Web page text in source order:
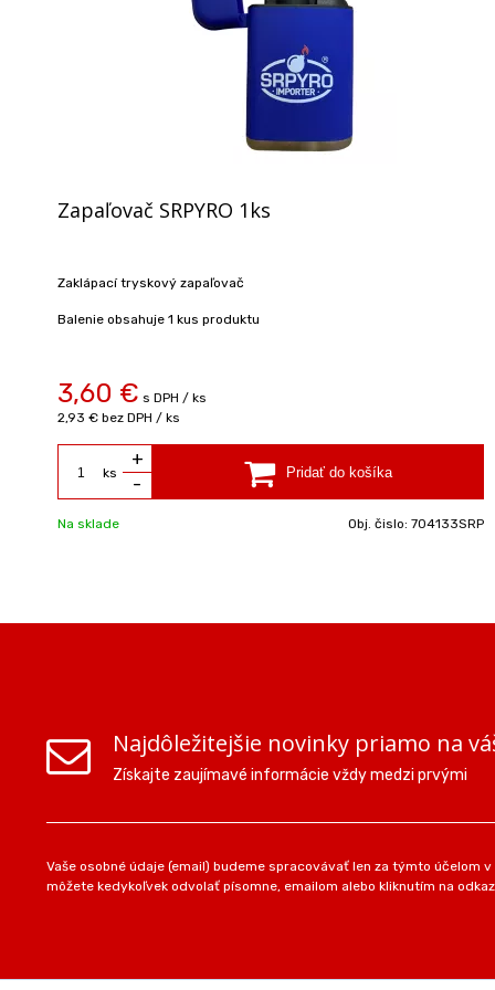
Zapaľovač SRPYRO 1ks
Zaklápací tryskový zapaľovač
Balenie obsahuje 1 kus produktu
3,60 € s DPH / ks
2,93 € bez DPH / ks
ks
+
-
Na sklade Obj. čislo: 704133SRP
Najdôležitejšie novinky priamo na
Získajte zaujímavé informácie vždy medzi prvými
Vaše osobné údaje (email) budeme spracovávať len za týmto účelom
môžete kedykoľvek odvolať písomne, emailom alebo kliknutím na